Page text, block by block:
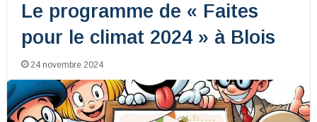
Le programme de « Faites
pour le climat 2024 » à Blois
24 novembre 2024